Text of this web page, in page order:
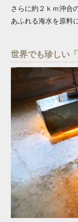
さらに約２ｋｍ沖合
あふれる海水を原料
世界でも珍しい